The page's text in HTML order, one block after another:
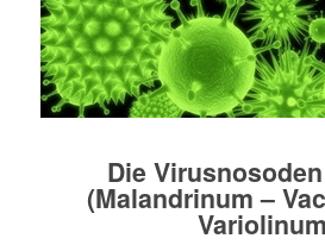
Die
(Malandrinum –